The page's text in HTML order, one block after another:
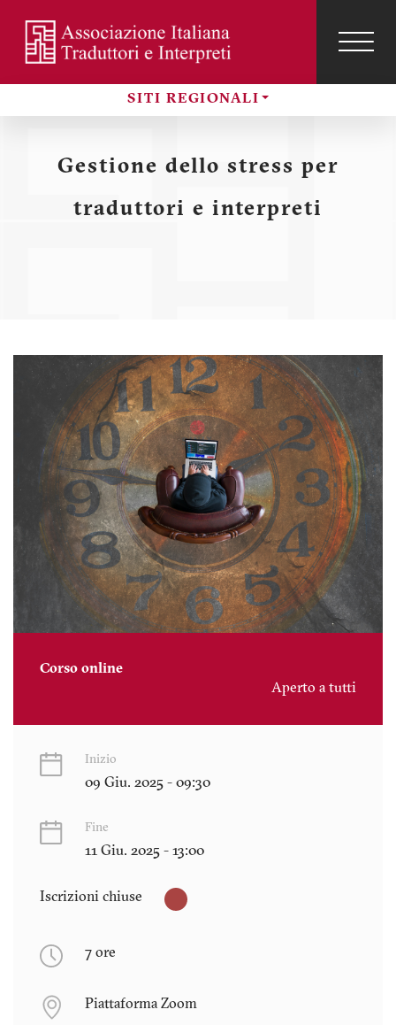
contenuto
principale
SITI REGIONALI
Menu
profilo
Gestione dello stress per
traduttori e interpreti
Corso online
Aperto a tutti
Inizio
09 Giu. 2025 - 09:30
Fine
11 Giu. 2025 - 13:00
Iscrizioni chiuse
7 ore
Piattaforma Zoom